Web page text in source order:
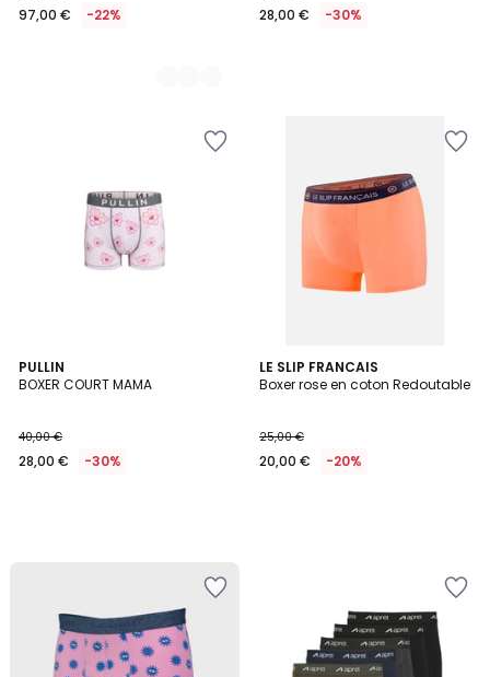
97,00 € -22% 28,00 € -30%
PULLIN
BOXER COURT MAMA
40,00 €
28,00 € -30%
LE SLIP FRANCAIS
Boxer rose en coton Redoutable
25,00 €
20,00 € -20%